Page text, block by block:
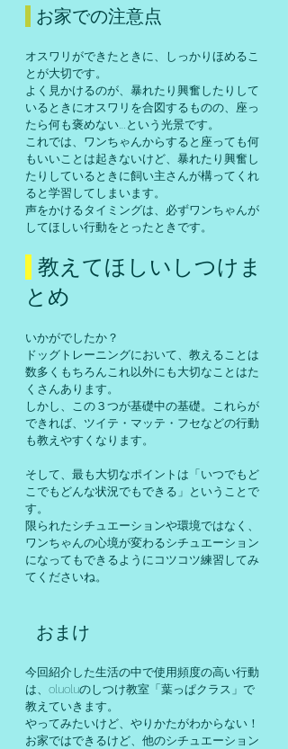
お家での注意点
オスワリができたときに、しっかりほめるこ
とが大切です。
よく見かけるのが、暴れたり興奮したりして
いるときにオスワリを合図するものの、座っ
たら何も褒めない…という光景です。
これでは、ワンちゃんからすると座っても何
もいいことは起きないけど、暴れたり興奮し
たりしているときに飼い主さんが構ってくれ
ると学習してしまいます。
声をかけるタイミングは、必ずワンちゃんが
してほしい行動をとったときです。
教えてほしいしつけま
とめ
いかがでしたか？
ドッグトレーニングにおいて、教えることは
数多くもちろんこれ以外にも大切なことはた
くさんあります。
しかし、この３つが基礎中の基礎。これらが
できれば、ツイテ・マッテ・フセなどの行動
も教えやすくなります。
そして、最も大切なポイントは「いつでもど
こでもどんな状況でもできる」ということで
す。
限られたシチュエーションや環境ではなく、
ワンちゃんの心境が変わるシチュエーション
になってもできるようにコツコツ練習してみ
てくださいね。
  おまけ
今回紹介した生活の中で使用頻度の高い行動
は、oluoluのしつけ教室「葉っぱクラス」で
教えていきます。
やってみたいけど、やりかたがわからない！
お家ではできるけど、他のシチュエーション